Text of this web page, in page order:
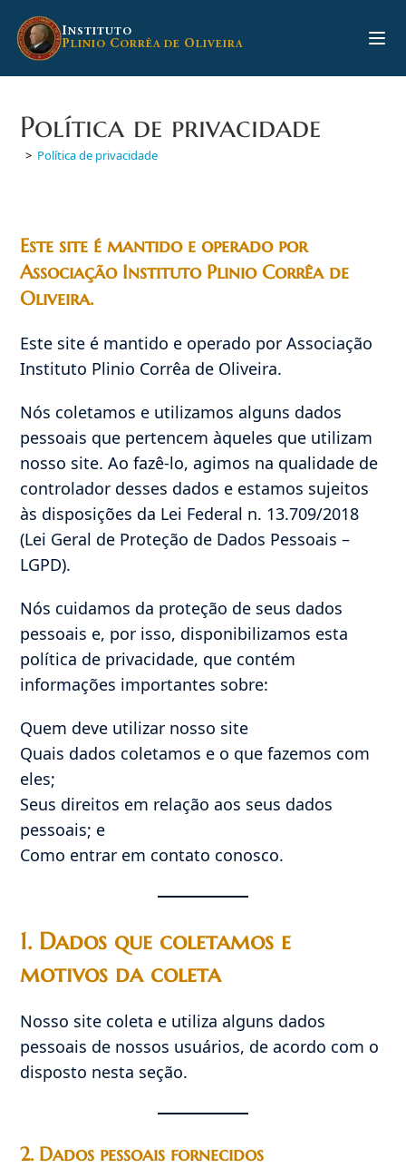
para
INSTITUTO
PLINIO CORRÊA DE OLIVEIRA
Política de privacidade
> Política de privacidade
Este site é mantido e operado por
Associação Instituto Plinio Corrêa de
Oliveira.
Este site é mantido e operado por Associação
Instituto Plinio Corrêa de Oliveira.
Nós coletamos e utilizamos alguns dados
pessoais que pertencem àqueles que utilizam
nosso site. Ao fazê-lo, agimos na qualidade de
controlador desses dados e estamos sujeitos
às disposições da Lei Federal n. 13.709/2018
(Lei Geral de Proteção de Dados Pessoais –
LGPD).
Nós cuidamos da proteção de seus dados
pessoais e, por isso, disponibilizamos esta
política de privacidade, que contém
informações importantes sobre:
Quem deve utilizar nosso site
Quais dados coletamos e o que fazemos com
eles;
Seus direitos em relação aos seus dados
pessoais; e
Como entrar em contato conosco.
1. Dados que coletamos e
motivos da coleta
Nosso site coleta e utiliza alguns dados
pessoais de nossos usuários, de acordo com o
disposto nesta seção.
2. Dados pessoais fornecidos